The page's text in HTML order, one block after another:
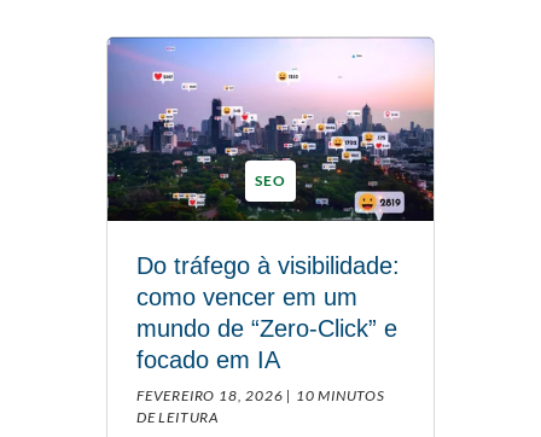
SEO
Do tráfego à visibilidade:
como vencer em um
mundo de “Zero-Click” e
focado em IA
FEVEREIRO 18, 2026 | 10 MINUTOS
DE LEITURA